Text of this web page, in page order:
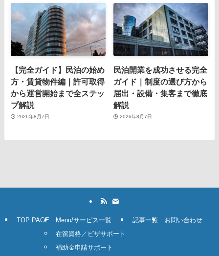
【完全ガイド】民泊の始め
方・賃貸物件編｜許可取得
から運営開始まで全ステッ
プ解説
2026年8月7日
民泊開業を成功させる完全
ガイド｜制度の選び方から
届出・設備・集客まで徹底
解説
2026年8月7日
TOP PAGE
Menu/サービス一覧
在留資格／ビザサポート
補助金申請サポート
記事一覧 お問い合わせ